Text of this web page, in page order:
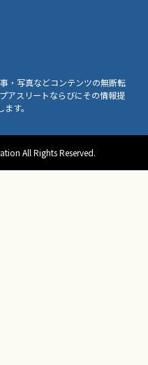
・写真などコンテンツの無断転
アスリートならびにその情報提
す。
All Rights Reserved.